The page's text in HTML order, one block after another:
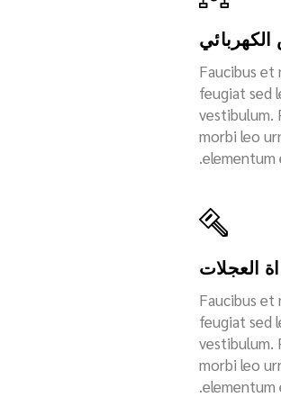
Faucibus et
feugiat sed
vestibulum.
morbi leo
العجلات
Faucibus et
feugiat sed
vestibulum.
morbi leo